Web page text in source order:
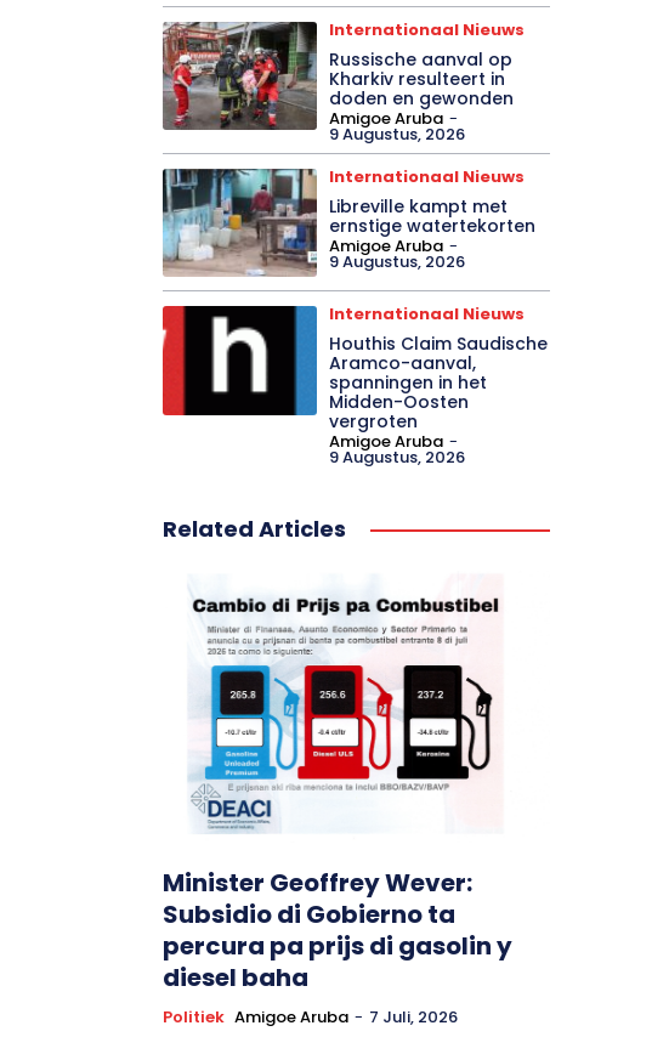
Internationaal Nieuws
Russische aanval op
Kharkiv resulteert in
doden en gewonden
Amigoe Aruba -
9 Augustus, 2026
Internationaal Nieuws
Libreville kampt met
ernstige watertekorten
Amigoe Aruba -
9 Augustus, 2026
Internationaal Nieuws
Houthis Claim Saudische
Aramco-aanval,
spanningen in het
Midden-Oosten
vergroten
Amigoe Aruba -
9 Augustus, 2026
Related Articles
Minister Geoffrey Wever:
Subsidio di Gobierno ta
percura pa prijs di gasolin y
diesel baha
Politiek Amigoe Aruba - 7 Juli, 2026